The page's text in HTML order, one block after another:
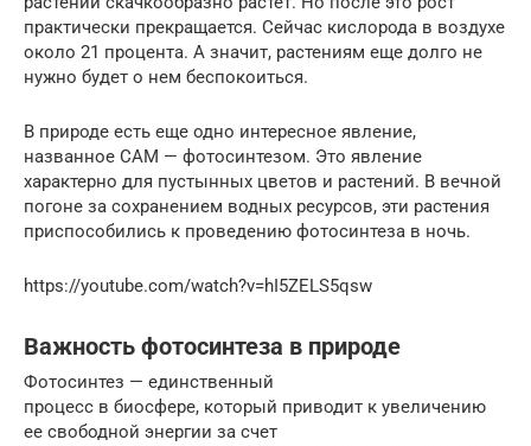
практически прекращается. Сейчас кислорода в воздухе
около 21 процента. А значит, растениям еще долго не
нужно будет о нем беспокоиться.
В природе есть еще одно интересное явление,
названное САМ — фотосинтезом. Это явление
характерно для пустынных цветов и растений. В вечной
погоне за сохранением водных ресурсов, эти растения
приспособились к проведению фотосинтеза в ночь.
https://youtube.com/watch?v=hI5ZELS5qsw
Важность фотосинтеза в природе
Фотосинтез — единственный
процесс в биосфере, который приводит к увеличению
ее свободной энергии за счет